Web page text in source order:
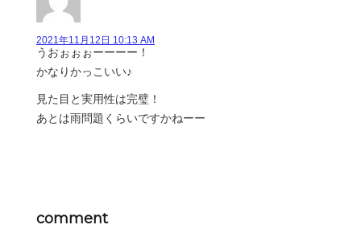
2021年11月12日 10:13 AM
うおぉぉぉーーーー！
かなりかっこいい♪
見た目と実用性は完璧！
あとは雨問題くらいですかねーー
comment